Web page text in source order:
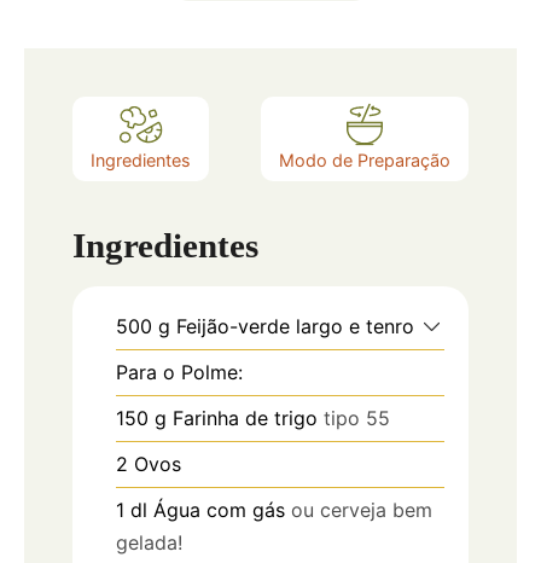
Ingredientes Modo de Preparação
Ingredientes
500 g Feijão-verde largo e tenro
Para o Polme:
150 g Farinha de trigo tipo 55
2 Ovos
1 dl Água com gás ou cerveja bem
gelada!